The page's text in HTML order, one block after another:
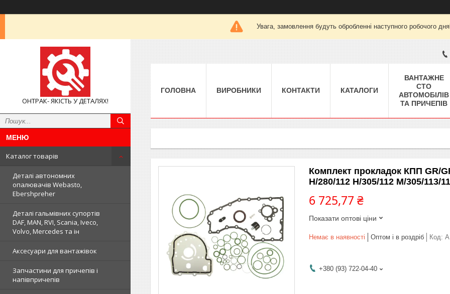
Увага, замовлення будуть обробленні наступного робочого
ОНТРАК- ЯКІСТЬ У ДЕТАЛЯХ!
Каталог товарів
Деталі автономних
опалювачів Webasto,
Ebershpreher
Деталі гальмівних супортів
DAF, MAN, RVI, Scania, Iveco,
Volvo, Mercedes та ін
Аксесуари для вантажівок
Запчастини для причепів і
напівпричепів
ГОЛОВНА ВИРОБНИКИ КОНТАКТИ КАТАЛОГИ
ВАНТАЖНЕ
СТО
АВТОМОБІЛІВ
ТА ПРИЧЕПІВ
Комплект прокладок КПП GR/
H/280/112 H/305/112 M/305/113/
6 725,77 ₴
Показати оптові ціни
Немає в наявності Оптом і в роздріб Код:
+380 (93) 722-04-40